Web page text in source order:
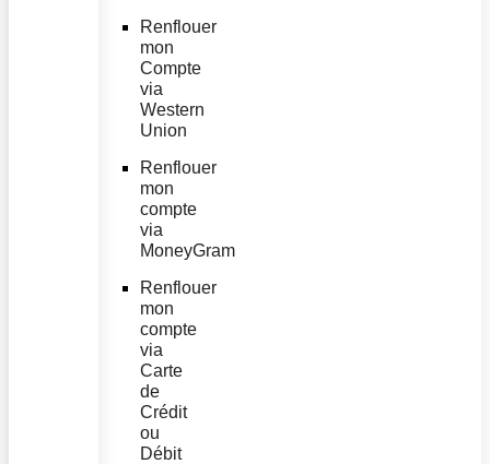
Renflouer
mon
Compte
via
Western
Union
Renflouer
mon
compte
via
MoneyGram
Renflouer
mon
compte
via
Carte
de
Crédit
ou
Débit